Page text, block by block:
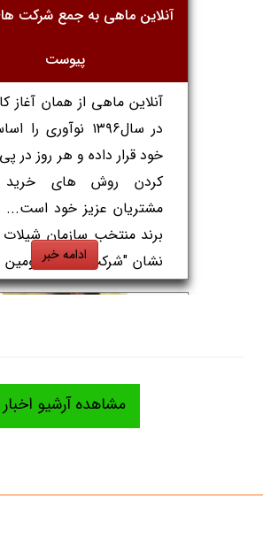
شرایطی که سرانه مصرف
دریایی در کشور ما رقم
توجهی نیست، توزیع
باعث افزایش سرانه
شود. ...
ادامه خبر
خارجی 21
افزایش شناورهای صید
آنلاین ماهی به جمع شرکت
پیوست
آنلاین ماهی از همان آغاز
در سال۱۳۹۶ نوآوری
خود قرار داده و هر روز در
کردن روش های خرید
مشتریان عزیز خود است...
برند منتخب سازمان شیلات
نشان "شرکت خلاق" دومین
ما در سالهای خدمتمان
"برند آنلاین ماهی" از هر
دیگری برایمان درخشان
ادامه خبر
مشاهده آرشیو اخبار